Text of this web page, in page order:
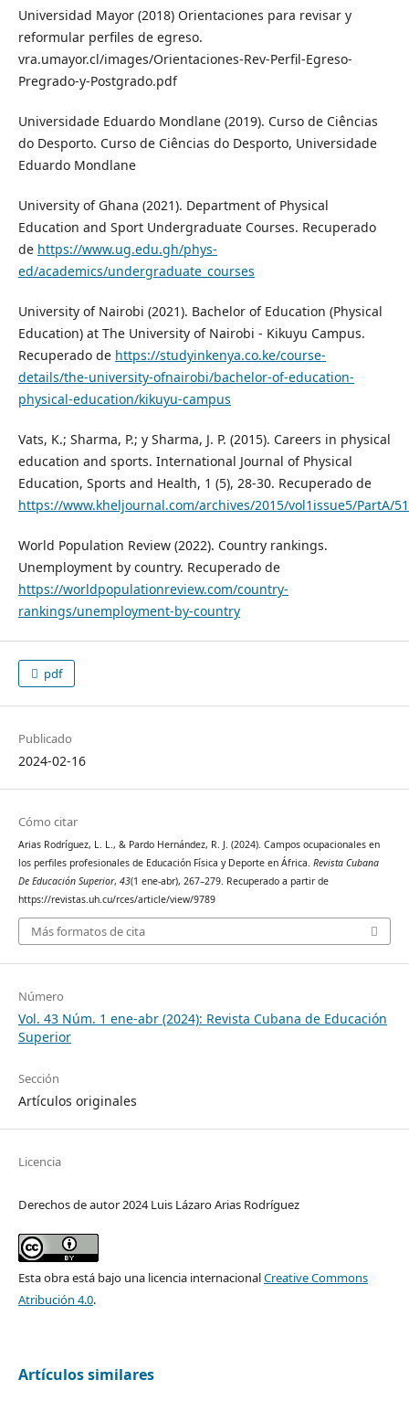
Universidad Mayor (2018) Orientaciones para revisar y
reformular perfiles de egreso.
vra.umayor.cl/images/Orientaciones-Rev-Perfil-Egreso-
Pregrado-y-Postgrado.pdf
Universidade Eduardo Mondlane (2019). Curso de Ciências
do Desporto. Curso de Ciências do Desporto, Universidade
Eduardo Mondlane
University of Ghana (2021). Department of Physical
Education and Sport Undergraduate Courses. Recuperado
de https://www.ug.edu.gh/phys-
ed/academics/undergraduate_courses
University of Nairobi (2021). Bachelor of Education (Physical
Education) at The University of Nairobi - Kikuyu Campus.
Recuperado de https://studyinkenya.co.ke/course-
details/the-university-ofnairobi/bachelor-of-education-
physical-education/kikuyu-campus
Vats, K.; Sharma, P.; y Sharma, J. P. (2015). Careers in physical
education and sports. International Journal of Physical
Education, Sports and Health, 1 (5), 28-30. Recuperado de
https://www.kheljournal.com/archives/2015/vol1issue5/PartA/
World Population Review (2022). Country rankings.
Unemployment by country. Recuperado de
https://worldpopulationreview.com/country-
rankings/unemployment-by-country
pdf
Publicado
2024-02-16
Cómo citar
Arias Rodríguez, L. L., & Pardo Hernández, R. J. (2024). Campos ocupacionales en
los perfiles profesionales de Educación Física y Deporte en África. Revista Cubana
De Educación Superior, 43(1 ene-abr), 267–279. Recuperado a partir de
https://revistas.uh.cu/rces/article/view/9789
Más formatos de cita
Número
Vol. 43 Núm. 1 ene-abr (2024): Revista Cubana de Educación
Superior
Sección
Artículos originales
Licencia
Derechos de autor 2024 Luis Lázaro Arias Rodríguez
Esta obra está bajo una licencia internacionalCreative Commons
Atribución 4.0.
Artículos similares